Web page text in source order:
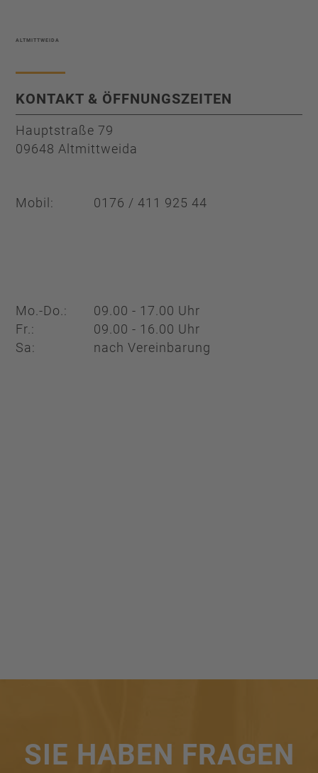
ALTMITTWEIDA
KONTAKT & ÖFFNUNGSZEITEN
Hauptstraße 79
09648 Altmittweida
Mobil: 0176 / 411 925 44
Mo.-Do.:
09.00 - 17.00 Uhr
Fr.:
09.00 - 16.00 Uhr
Sa:
nach Vereinbarung
SIE HABEN FRAGEN